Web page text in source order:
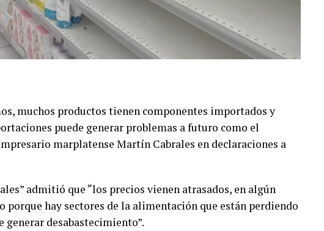
muchos productos tienen componentes importados y
puede generar problemas a futuro como el
marplatense Martín Cabrales en declaraciones a
admitió que “los precios vienen atrasados, en algún
porque hay sectores de la alimentación que están perdiendo
generar desabastecimiento”.